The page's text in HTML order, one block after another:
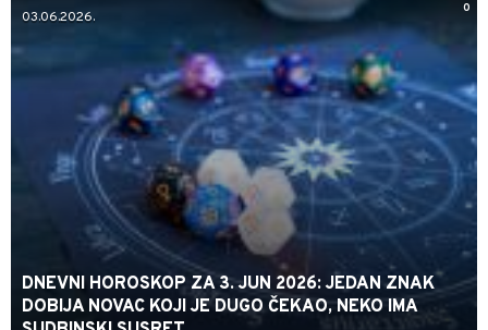
0
03.06.2026.
DNEVNI HOROSKOP ZA 3. JUN 2026: JEDAN ZNAK
DOBIJA NOVAC KOJI JE DUGO ČEKAO, NEKO IMA